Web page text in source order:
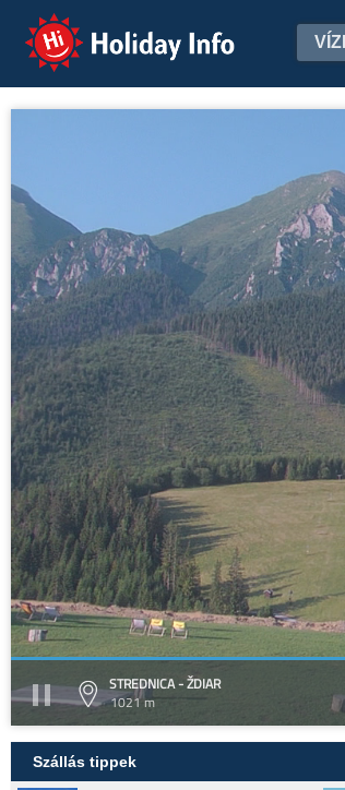
Holiday Info
STREDNICA - ŽDIAR
1021 m
Szállás tippek